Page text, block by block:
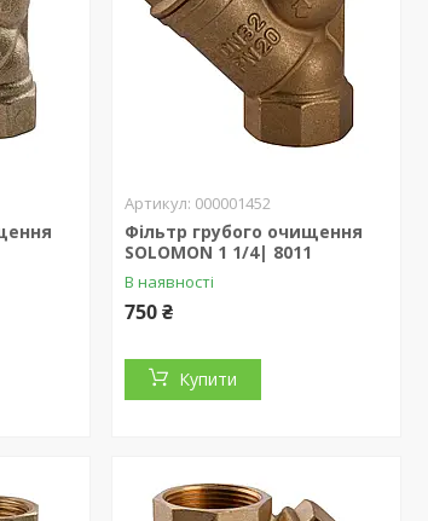
000001452
Фільтр грубого очищення
SOLOMON 1 1/4| 8011
В наявності
750 ₴
Купити